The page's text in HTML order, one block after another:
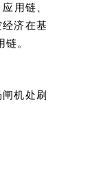
用链、
济在基
。
机处刷